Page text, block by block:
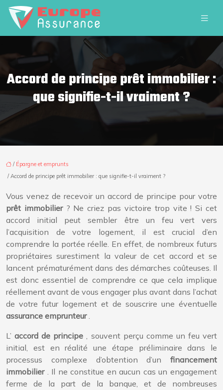
Accord de principe prêt immobilier :
que signifie-t-il vraiment ?
/ Épargne et emprunts
/ Accord de principe prêt immobilier : que signifie-t-il vraiment ?
Vous venez de recevoir un accord de principe pour votre
prêt immobilier ? Ne criez pas victoire trop vite ! Si cet
accord initial peut sembler être un feu vert vers
l’acquisition de votre logement, il est crucial d’en
comprendre la portée réelle. En effet, de nombreux futurs
propriétaires surestiment la valeur de cet accord et se
lancent prématurément dans des démarches coûteuses. Il
est donc essentiel de comprendre ce que cela implique
réellement avant de vous engager plus avant dans l’achat
de votre futur logement et de souscrire une éventuelle
assurance emprunteur.
L’accord de principe, souvent perçu comme un feu vert
initial, est en réalité une étape préliminaire dans le
processus complexe d’obtention d’un financement
immobilier . Il ne constitue en aucun cas un engagement
ferme de la part de la banque, et de nombreuses